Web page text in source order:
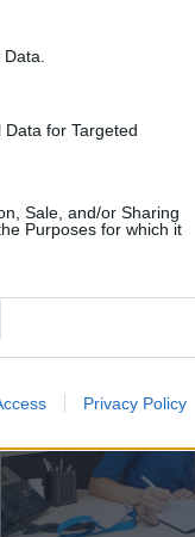
for Targeted
Sale, and/or Sharing
Purposes for which it
Privacy Policy
privertė